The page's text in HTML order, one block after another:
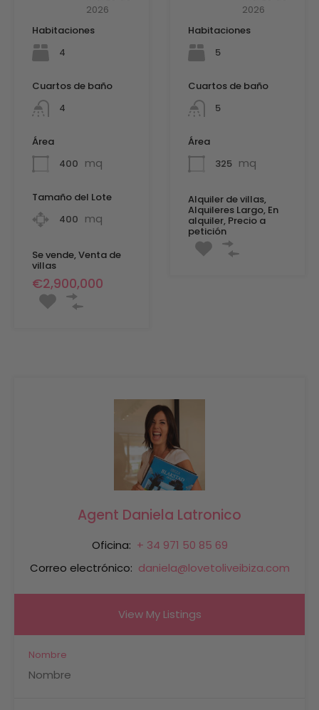
2026
Habitaciones
4
Cuartos de baño
4
Área
400 mq
Tamaño del Lote
400 mq
Se vende, Venta de
villas
€2,900,000
2026
Habitaciones
5
Cuartos de baño
5
Área
325 mq
Alquiler de villas,
Alquileres Largo, En
alquiler, Precio a
petición
Agent Daniela Latronico
Oficina: + 34 971 50 85 69
Correo electrónico: daniela@lovetoliveibiza.com
View My Listings
Nombre